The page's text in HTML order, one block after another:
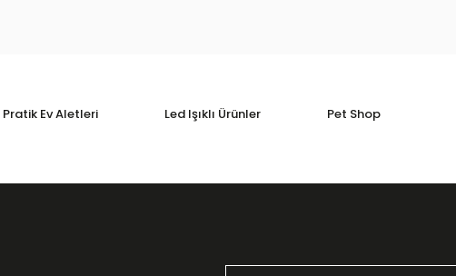
Pratik Ev Aletleri Led Işıklı Ürünler Pet Shop